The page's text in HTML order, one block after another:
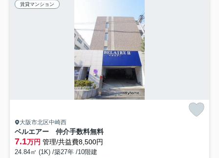
賃貸マンション
大阪市北区中崎西
ベルエアー 仲介手数料無料
7.1万円 管理/共益費8,500円
24.84㎡ (1K) /築27年 /10階建